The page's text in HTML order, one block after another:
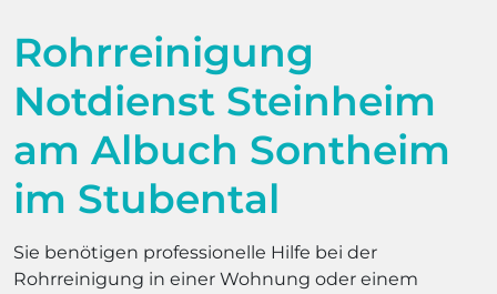
Rohrreinigung
Notdienst Steinheim
am Albuch Sontheim
im Stubental
Sie benötigen professionelle Hilfe bei der
Rohrreinigung in einer Wohnung oder einem